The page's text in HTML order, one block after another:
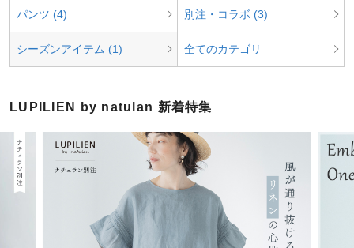
パンツ (4) 別注・コラボ (3)
シーズンアイテム (1) 全てのカテゴリ
LUPILIEN by natulan 新着特集